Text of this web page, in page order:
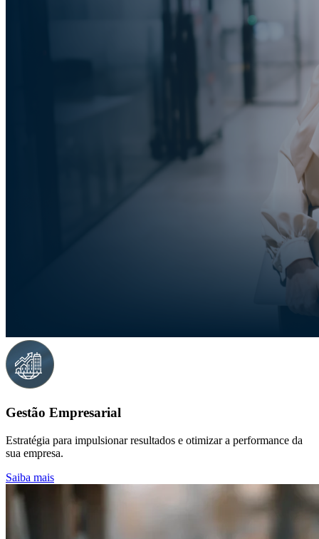
Gestão Empresarial
Estratégia para impulsionar resultados e otimizar a performance da
sua empresa.
Saiba mais